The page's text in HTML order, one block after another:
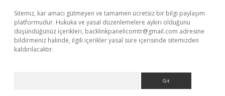
Sitemiz, kar amacı gütmeyen ve tamamen ücretsiz bir bilgi paylaşım
platformudur. Hukuka ve yasal düzenlemelere aykırı olduğunu
düşündüğünüz içerikleri, backlinkpanelicomtr@gmail.com adresine
bildirmeniz halinde, ilgili içerikler yasal süre içerisinde sitemizden
kaldırılacaktır.